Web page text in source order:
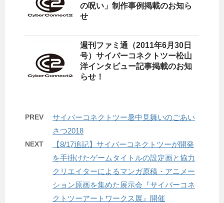
の呪い」制作事例掲載のお知ら
せ
週刊ファミ通（2011年6月30日
号）サイバーコネクトツー松山
洋インタビュー記事掲載のお知
らせ！
PREV
サイバーコネクトツー暑中見舞いのごあい
さつ2018
NEXT
【8/17追記】サイバーコネクトツーが開発
を手掛けたゲームタイトルの設定画と協力
クリエイターによるマンガ原稿・アニメー
ション原画を集めた展示会『サイバーコネ
クトツーアートワークス展』開催